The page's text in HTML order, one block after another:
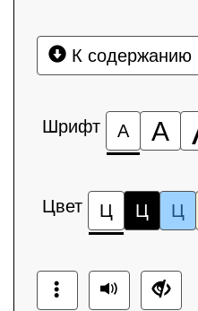
К содержанию
Шрифт А А
Цвет Ц Ц Ц